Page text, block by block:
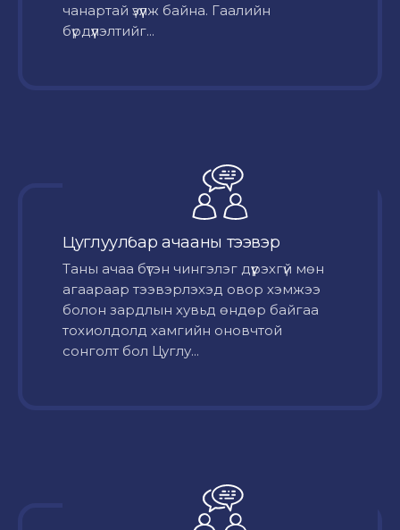
чанартай үзүүлж байна. Гаалийн
бүрдүүлэлтийг...
Цуглуулбар ачааны тээвэр
Таны ачаа бүтэн чингэлэг дүүрэхгүй мөн
агаараар тээвэрлэхэд овор хэмжээ
болон зардлын хувьд өндөр байгаа
тохиолдолд хамгийн оновчтой
сонголт бол Цуглу...